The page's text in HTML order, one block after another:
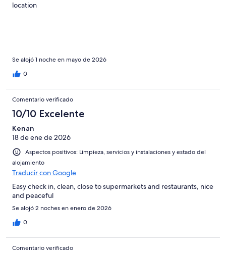
location
Se alojó 1 noche en mayo de 2026
0
Comentario verificado
10/10 Excelente
Kenan
18 de ene de 2026
Aspectos positivos: Limpieza, servicios y instalaciones y estado del
alojamiento
Traducir con Google
Easy check in, clean, close to supermarkets and restaurants, nice
and peaceful
Se alojó 2 noches en enero de 2026
0
Comentario verificado